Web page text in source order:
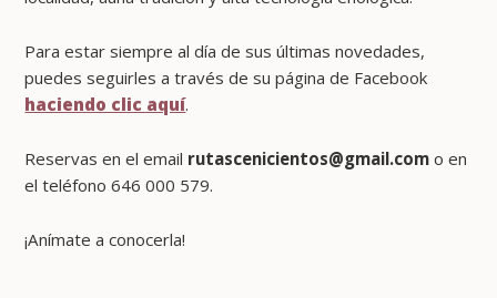
Para estar siempre al día de sus últimas novedades,
puedes seguirles a través de su página de Facebook
haciendo clic aquí.
Reservas en el email rutascenicientos@gmail.com o en
el teléfono 646 000 579.
¡Anímate a conocerla!